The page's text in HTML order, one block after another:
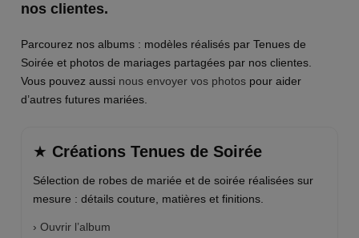
nos clientes.
Parcourez nos albums : modèles réalisés par Tenues de
Soirée et photos de mariages partagées par nos clientes.
Vous pouvez aussi nous envoyer vos photos pour aider
d’autres futures mariées.
★ Créations Tenues de Soirée
Sélection de robes de mariée et de soirée réalisées sur
mesure : détails couture, matières et finitions.
› Ouvrir l’album